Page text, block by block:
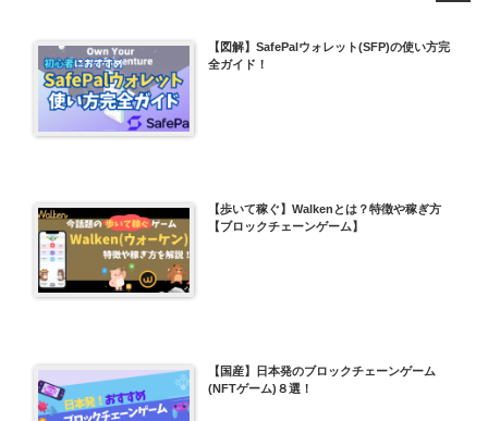
【図解】SafePalウォレット(SFP)の使い方完
全ガイド！
【歩いて稼ぐ】Walkenとは？特徴や稼ぎ方
【ブロックチェーンゲーム】
【国産】日本発のブロックチェーンゲーム
(NFTゲーム)８選！